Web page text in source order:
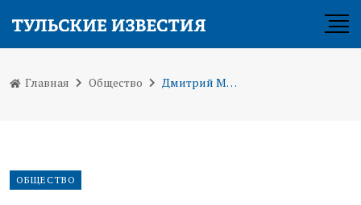
Главная Общество Дмитрий Миляев поручил усилить борьбу с борщевиком и проверить ремонт стадиона «Металлург»
ОБЩЕСТВО